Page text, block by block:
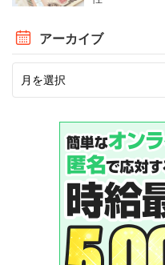
アーカイブ